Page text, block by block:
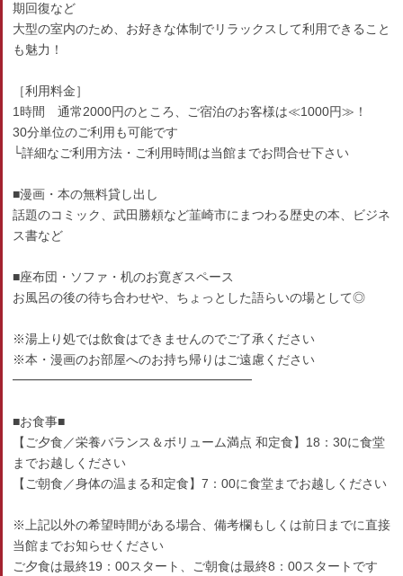
期回復など
大型の室内のため、お好きな体制でリラックスして利用できること
も魅力！
［利用料金］
1時間 通常2000円のところ、ご宿泊のお客様は≪1000円≫！
30分単位のご利用も可能です
└詳細なご利用方法・ご利用時間は当館までお問合せ下さい
■漫画・本の無料貸し出し
話題のコミック、武田勝頼など韮崎市にまつわる歴史の本、ビジネ
ス書など
■座布団・ソファ・机のお寛ぎスペース
お風呂の後の待ち合わせや、ちょっとした語らいの場として◎
※湯上り処では飲食はできませんのでご了承ください
※本・漫画のお部屋へのお持ち帰りはご遠慮ください
━━━━━━━━━━━━━━━━━━━
■お食事■
【ご夕食／栄養バランス＆ボリューム満点 和定食】18：30に食堂
までお越しください
【ご朝食／身体の温まる和定食】7：00に食堂までお越しください
※上記以外の希望時間がある場合、備考欄もしくは前日までに直接
当館までお知らせください
ご夕食は最終19：00スタート、ご朝食は最終8：00スタートです